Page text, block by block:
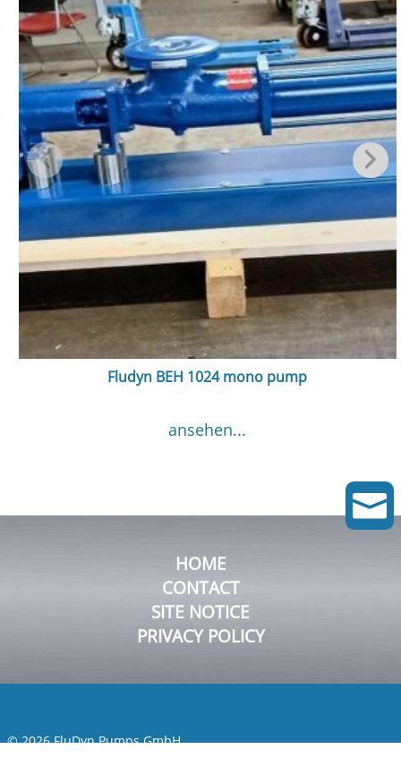
Fludyn BEH 1024 mono pump
ansehen...
HOME
CONTACT
SITE NOTICE
PRIVACY POLICY
© 2026 FluDyn Pumps GmbH
